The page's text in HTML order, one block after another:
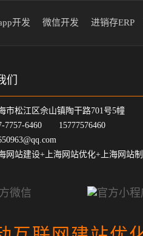
开发 微信开发 进销存ERP
们
海市松江区佘山镇陶干路701号5幢
7757-6460 15777576460
海网站建设+上海网站优化+上海网站